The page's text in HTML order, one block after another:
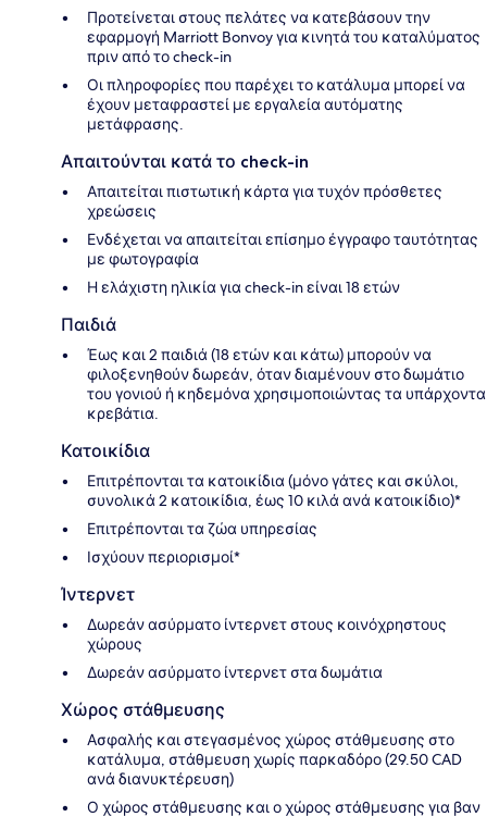
Προτείνεται στους πελάτες να κατεβάσουν την
εφαρμογή Marriott Bonvoy για κινητά του καταλύματος
πριν από το check-in
Οι πληροφορίες που παρέχει το κατάλυμα μπορεί να
έχουν μεταφραστεί με εργαλεία αυτόματης
μετάφρασης.
Απαιτούνται κατά το check-in
Απαιτείται πιστωτική κάρτα για τυχόν πρόσθετες
χρεώσεις
Ενδέχεται να απαιτείται επίσημο έγγραφο ταυτότητας
με φωτογραφία
Η ελάχιστη ηλικία για check-in είναι 18 ετών
Παιδιά
Έως και 2 παιδιά (18 ετών και κάτω) μπορούν να
φιλοξενηθούν δωρεάν, όταν διαμένουν στο δωμάτιο
του γονιού ή κηδεμόνα χρησιμοποιώντας τα υπάρχοντα
κρεβάτια.
Κατοικίδια
Επιτρέπονται τα κατοικίδια (μόνο γάτες και σκύλοι,
συνολικά 2 κατοικίδια, έως 10 κιλά ανά κατοικίδιο)*
Επιτρέπονται τα ζώα υπηρεσίας
Ισχύουν περιορισμοί*
Ίντερνετ
Δωρεάν ασύρματο ίντερνετ στους κοινόχρηστους
χώρους
Δωρεάν ασύρματο ίντερνετ στα δωμάτια
Χώρος στάθμευσης
Ασφαλής και στεγασμένος χώρος στάθμευσης στο
κατάλυμα, στάθμευση χωρίς παρκαδόρο (29.50 CAD
ανά διανυκτέρευση)
Ο χώρος στάθμευσης και ο χώρος στάθμευσης για βαν